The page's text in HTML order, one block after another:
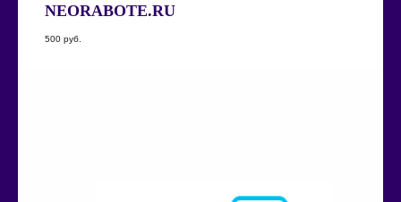
NEORABOTE.RU
500 руб.